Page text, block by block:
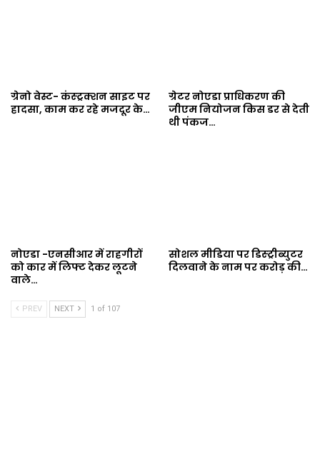
ग्रेनो वेस्ट- कंस्ट्रक्शन साइट पर
हादसा, काम कर रहे मजदूर के…
ग्रेटर नोएडा प्राधिकरण की
जीएम नियोजन किस डर से देती
थी पंकज…
नोएडा -एनसीआर में राहगीरों
को कार में लिफ्ट देकर लूटने
वाले…
सोशल मीडिया पर डिस्ट्रीब्युटर
दिलवाने के नाम पर करोड़ की…
PREV NEXT 1 of 107